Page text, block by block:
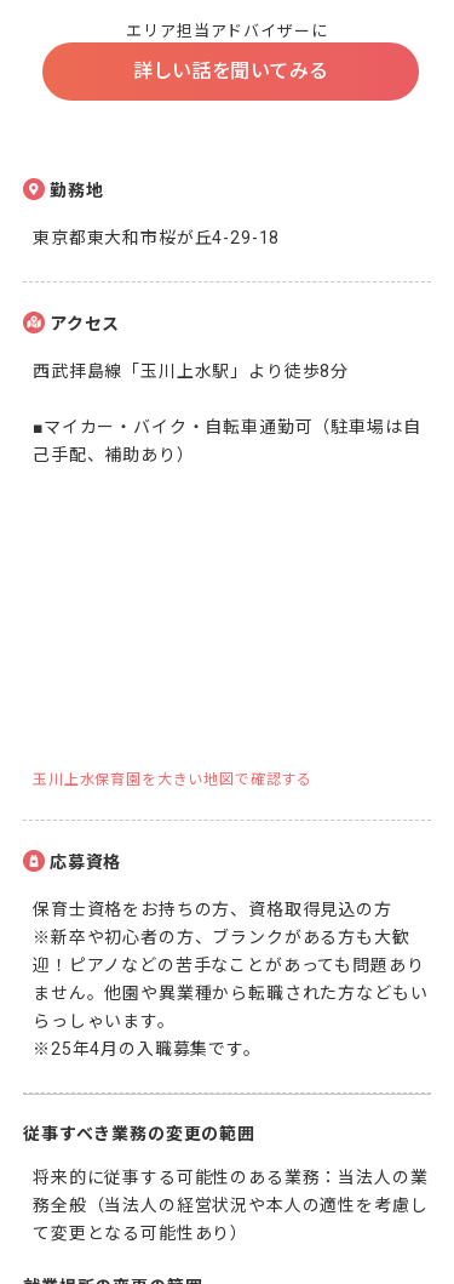
エリア担当アドバイザーに
詳しい話を聞いてみる
勤務地
東京都東大和市桜が丘4-29-18
アクセス
西武拝島線「玉川上水駅」より徒歩8分
■マイカー・バイク・自転車通勤可（駐車場は自
己手配、補助あり）
玉川上水保育園を大きい地図で確認する
応募資格
保育士資格をお持ちの方、資格取得見込の方
※新卒や初心者の方、ブランクがある方も大歓
迎！ピアノなどの苦手なことがあっても問題あり
ません。他園や異業種から転職された方などもい
らっしゃいます。
従事すべき業務の変更の範囲
将来的に従事する可能性のある業務：当法人の業
務全般（当法人の経営状況や本人の適性を考慮し
て変更となる可能性あり）